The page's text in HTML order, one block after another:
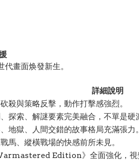
畫面焕發新生。
詳細說明
殺與策略反擊，動作打擊感強烈。
探索、解謎要素完美融合，不單是硬
地獄、人間交錯的故事格局充滿張力。
馬、縱橫戰場的快感前所未見。
Edition》全面強化，視